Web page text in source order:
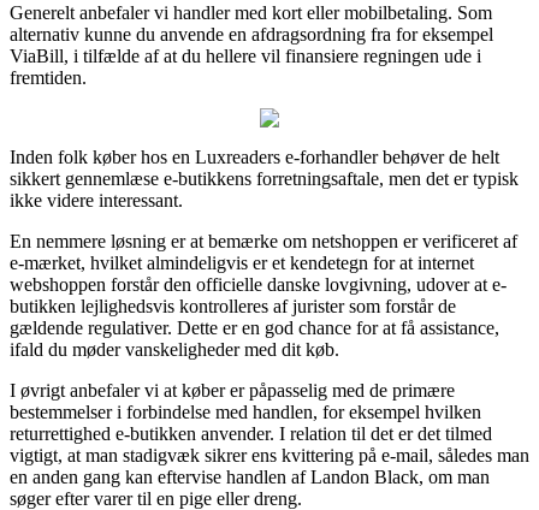
Generelt anbefaler vi handler med kort eller mobilbetaling. Som
alternativ kunne du anvende en afdragsordning fra for eksempel
ViaBill, i tilfælde af at du hellere vil finansiere regningen ude i
fremtiden.
Inden folk køber hos en Luxreaders e-forhandler behøver de helt
sikkert gennemlæse e-butikkens forretningsaftale, men det er typisk
ikke videre interessant.
En nemmere løsning er at bemærke om netshoppen er verificeret af
e-mærket, hvilket almindeligvis er et kendetegn for at internet
webshoppen forstår den officielle danske lovgivning, udover at e-
butikken lejlighedsvis kontrolleres af jurister som forstår de
gældende regulativer. Dette er en god chance for at få assistance,
ifald du møder vanskeligheder med dit køb.
I øvrigt anbefaler vi at køber er påpasselig med de primære
bestemmelser i forbindelse med handlen, for eksempel hvilken
returrettighed e-butikken anvender. I relation til det er det tilmed
vigtigt, at man stadigvæk sikrer ens kvittering på e-mail, således man
en anden gang kan eftervise handlen af Landon Black, om man
søger efter varer til en pige eller dreng.